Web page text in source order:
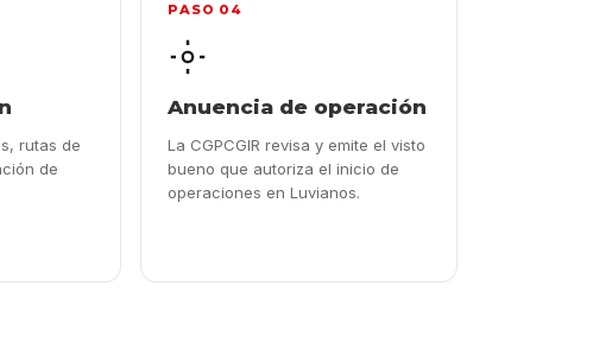
rutas de
de
PASO 04
Anuencia de operación
La CGPCGIR revisa y emite el visto
bueno que autoriza el inicio de
operaciones en Luvianos.